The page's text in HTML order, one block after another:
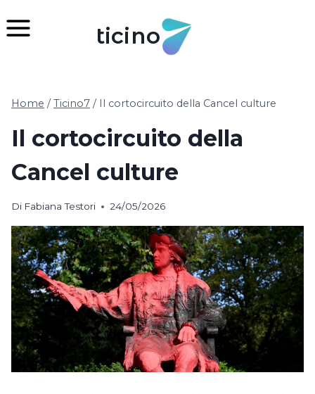
al
ticino
Home / Ticino7 / Il cortocircuito della Cancel culture
Il cortocircuito della
Cancel culture
Di Fabiana Testori 24/05/2026